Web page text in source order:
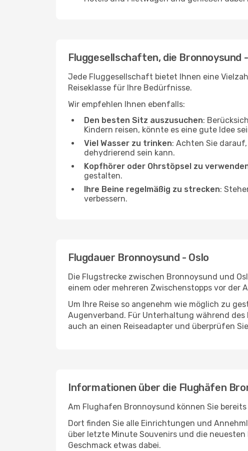
Fluggesellschaften, die Bronnoysund
Jede Fluggesellschaft bietet Ihnen eine
Reiseklasse für Ihre Bedürfnisse.
Wir empfehlen Ihnen ebenfalls:
Den besten Sitz auszusuchen:
Kindern reisen, könnte es eine gute Idee
Viel Wasser zu trinken: Achten Sie
dehydrierend sein kann.
Kopfhörer oder Ohrstöpsel zu
gestalten.
Ihre Beine regelmäßig zu strecken:
verbessern.
Flugdauer Bronnoysund - Oslo
Die Flugstrecke zwischen Bronnoysund und
einem oder mehreren Zwischenstopps vor der
Um Ihre Reise so angenehm wie möglich zu
Augenverband. Für Unterhaltung während
auch an einen Reiseadapter und überprüfen
Informationen über die Flughäfen
Am Flughafen Bronnoysund können Sie
Dort finden Sie alle Einrichtungen und
über letzte Minute Souvenirs und die
Geschmack etwas dabei.